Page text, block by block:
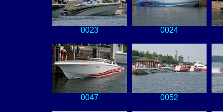
0023 0024
0047 0052